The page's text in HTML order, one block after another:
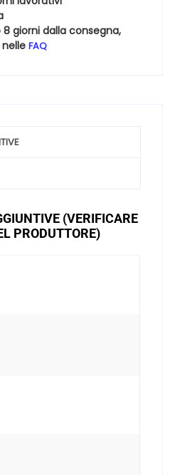
giorni dalla consegna,
nelleFAQ
(VERIFICARE
PRODUTTORE)